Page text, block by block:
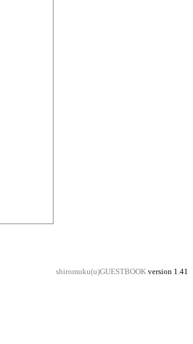
shiromuku(u)GUESTBOOK version 1.41